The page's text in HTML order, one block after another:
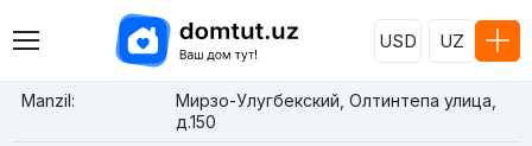
USD UZ
Manzil:
Мирзо-Улугбекский, Олтинтепа улица,
д.150